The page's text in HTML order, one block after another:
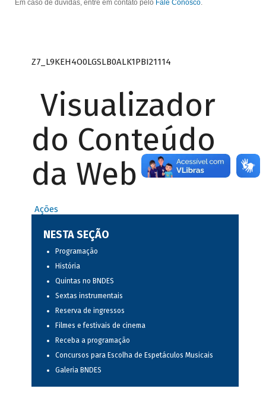
Em caso de dúvidas, entre em contato pelo Fale Conosco.
Z7_L9KEH4O0LGSLB0ALK1PBI21114
Visualizador
do Conteúdo
da Web
Ações
NESTA SEÇÃO
Programação
História
Quintas no BNDES
Sextas instrumentais
Reserva de ingressos
Filmes e festivais de cinema
Receba a programação
Concursos para Escolha de Espetáculos Musicais
Galeria BNDES